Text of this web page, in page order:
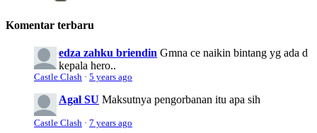
Komentar terbaru
edza zahku briendin Gmna ce naikin bintang yg ada d
kepala hero..
Castle Clash · 5 years ago
Agal SU Maksutnya pengorbanan itu apa sih
Castle Clash · 7 years ago